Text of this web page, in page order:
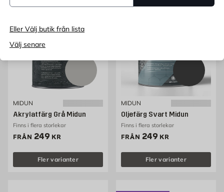
Eller Välj butik från lista
Välj senare
MIDUN
Akrylatfärg Grå Midun
Finns i flera storlekar
FRÅN Pris 249 kr
249 KR
Fler varianter
MIDUN
Oljefärg Svart Midun
Finns i flera storlekar
FRÅN Pris 249 kr
249 KR
Fler varianter